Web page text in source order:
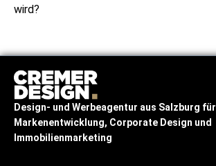
wird?
Design- und Werbeagentur aus Salzburg für
Markenentwicklung, Corporate Design und
Immobilienmarketing